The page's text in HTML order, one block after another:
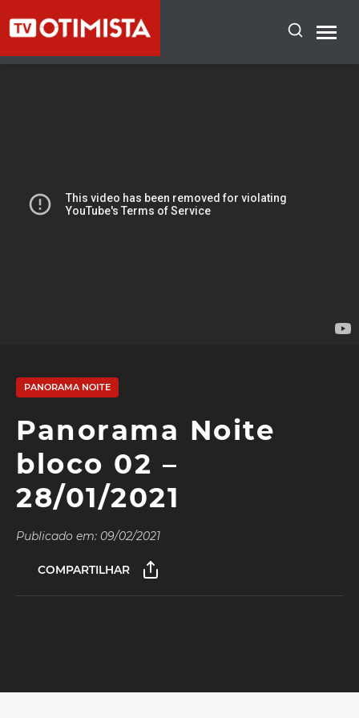
PANORAMA NOITE
Panorama Noite
bloco 02 –
28/01/2021
Publicado em: 09/02/2021
COMPARTILHAR